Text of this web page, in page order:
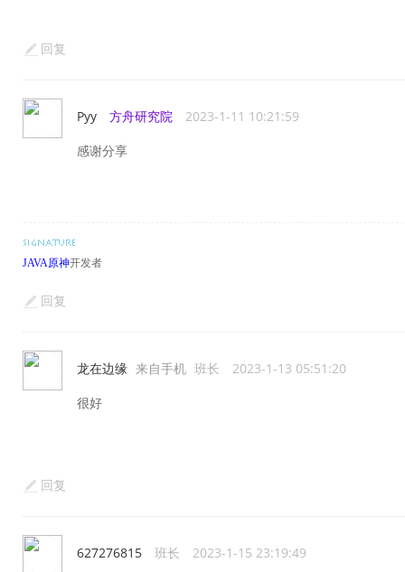
回复
Pyy 方舟研究院 2023-1-11 10:21:59
感谢分享
JAVA原神开发者
回复
龙在边缘 来自手机 班长 2023-1-13 05:51:20
很好
回复
627276815 班长 2023-1-15 23:19:49